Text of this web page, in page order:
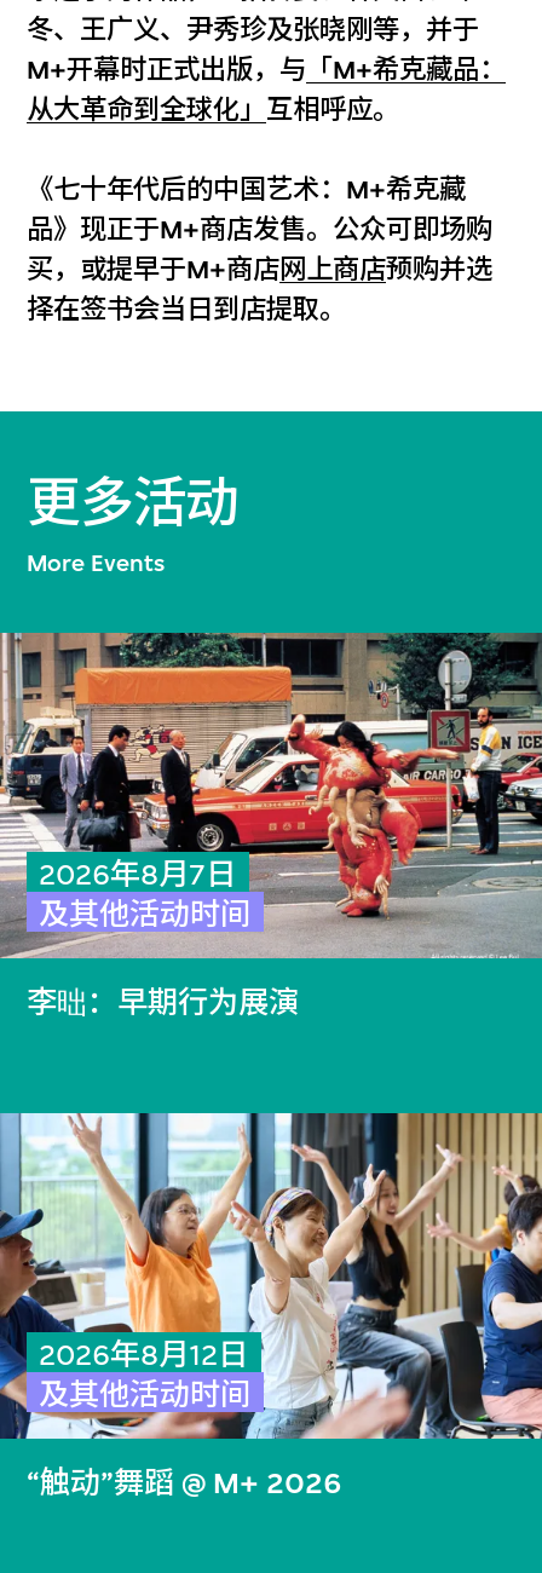
冬、王广义、尹秀珍及张晓刚等，并于
M+开幕时正式出版，与 「M+希克藏品：
从大革命到全球化」 互相呼应。
《七十年代后的中国艺术：M+希克藏
品》现正于M+商店发售。公众可即场购
买，或提早于M+商店网上商店预购并选
择在签书会当日到店提取。
更多活动
More Events
2026年8月7日
及其他活动时间
李昢：早期行为展演
2026年8月12日
及其他活动时间
“触动”舞蹈 @ M+ 2026